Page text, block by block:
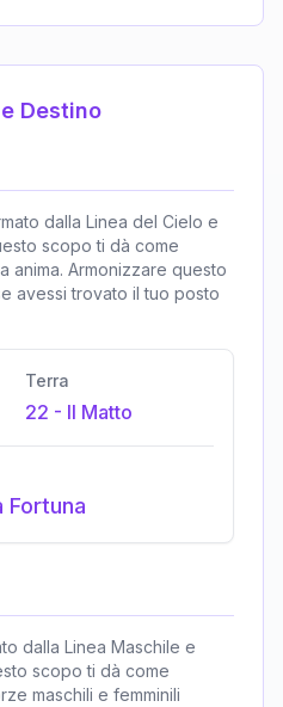
Destino
dalla Linea del Cielo e
scopo ti dà come
anima. Armonizzare questo
avessi trovato il tuo posto
Terra
22 - Il Matto
Fortuna
dalla Linea Maschile e
scopo ti dà come
maschili e femminili